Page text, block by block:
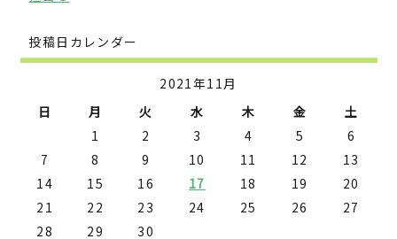
投稿日カレンダー
2021年11月
日
月 火 水 木 金
土
1
2 3 4 5
6
7
8 9 10 11 12
13
14
15 16 17 18 19
20
21
22 23 24 25 26
27
28
29 30